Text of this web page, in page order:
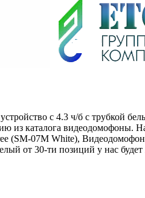
с 4.3 ч/б с трубкой
из каталога
(SM-07M White),
от 30-ти позиций у нас